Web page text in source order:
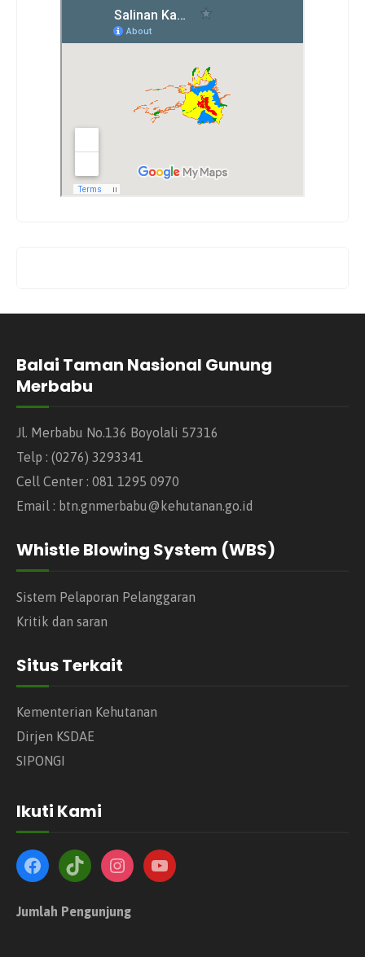
Balai Taman Nasional Gunung
Merbabu
Jl. Merbabu No.136 Boyolali 57316
Telp : (0276) 3293341
Cell Center : 081 1295 0970
Email : btn.gnmerbabu@kehutanan.go.id
Whistle Blowing System (WBS)
Sistem Pelaporan Pelanggaran
Kritik dan saran
Situs Terkait
Kementerian Kehutanan
Dirjen KSDAE
SIPONGI
Ikuti Kami
Jumlah Pengunjung